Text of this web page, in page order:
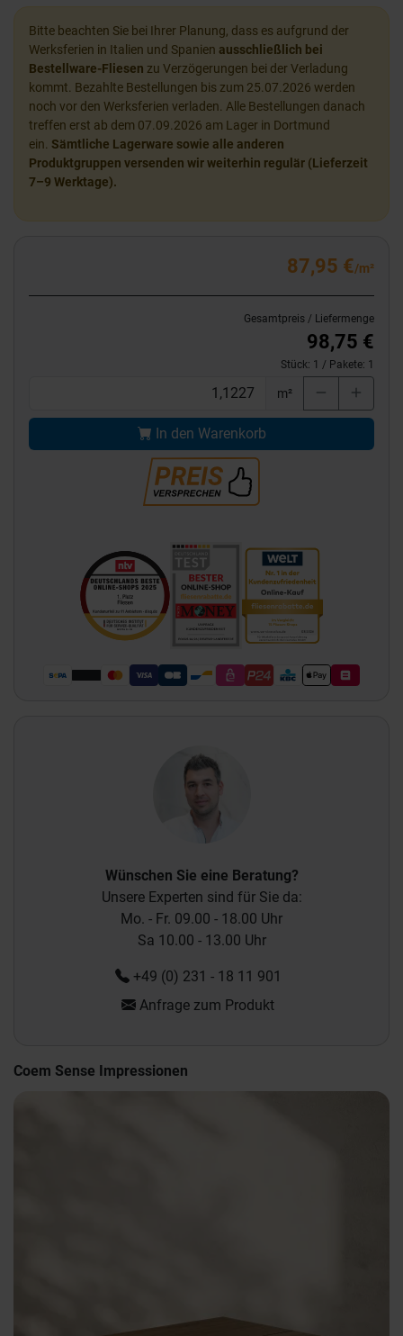
Bitte beachten Sie bei Ihrer Planung, dass es aufgrund der
Werksferien in Italien und Spanien ausschließlich bei
Bestellware-Fliesen zu Verzögerungen bei der Verladung
kommt. Bezahlte Bestellungen bis zum 25.07.2026 werden
noch vor den Werksferien verladen. Alle Bestellungen danach
treffen erst ab dem 07.09.2026 am Lager in Dortmund
ein. Sämtliche Lagerware sowie alle anderen
Produktgruppen versenden wir weiterhin regulär (Lieferzeit
7–9 Werktage).
87,95 €/m²
Gesamtpreis / Liefermenge
98,75 €
Stück: 1 / Pakete: 1
m²
In den Warenkorb
Wünschen Sie eine Beratung?
Unsere Experten sind für Sie da:
Mo. - Fr. 09.00 - 18.00 Uhr
Sa 10.00 - 13.00 Uhr
+49 (0) 231 - 18 11 901
Anfrage zum Produkt
Coem Sense Impressionen